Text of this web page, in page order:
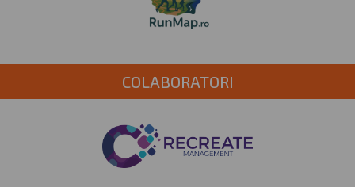
COLABORATORI